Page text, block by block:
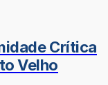
Crítica
Velho